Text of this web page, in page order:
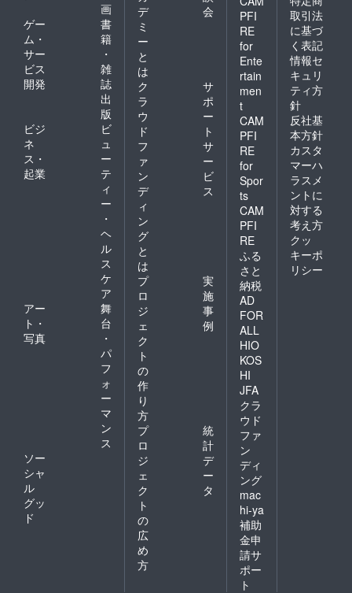
画
ゲー
ム・
サー
ビス
開発
書
籍
・
雑
誌
出
版
ビジ
ネ
ス・
起業
ビ
ュ
ー
テ
ィ
ー
・
ヘ
ル
ス
ケ
ア
アー
ト・
写真
舞
台
・
パ
フ
ォ
ー
マ
ン
ス
ソー
シャ
ル
グッ
ド
デ
ミ
ー
と
は
会
ク
ラ
ウ
ド
フ
ァ
ン
デ
ィ
ン
グ
と
は
サ
ポ
ー
ト
サ
ー
ビ
ス
プ
ロ
ジ
ェ
ク
ト
の
作
り
方
実
施
事
例
プ
ロ
ジ
ェ
ク
ト
の
広
め
方
統
計
デ
ー
タ
PFI
RE
for
Ente
rtain
men
t
CAM
PFI
RE
for
Spor
ts
CAM
PFI
RE
ふる
さと
納税
AD
FOR
ALL
HIO
KOS
HI
JFA
クラ
ウド
ファ
ン
ディ
ング
mac
hi-ya
補助
金申
請サ
ポー
ト
取引法
に基づ
く表記
情報セ
キュリ
ティ方
針
反社基
本方針
カスタ
マーハ
ラスメ
ントに
対する
考え方
クッ
キーポ
リシー